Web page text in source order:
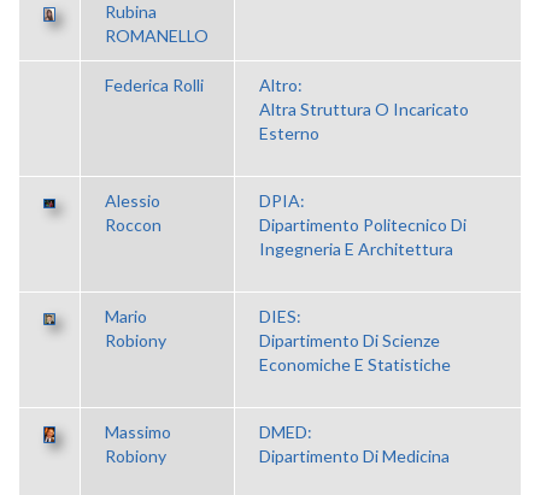
Rubina
ROMANELLO
Federica Rolli
Altro:
Altra Struttura O Incaricato
Esterno
Alessio
Roccon
DPIA:
Dipartimento Politecnico Di
Ingegneria E Architettura
Mario
Robiony
DIES:
Dipartimento Di Scienze
Economiche E Statistiche
Massimo
Robiony
DMED:
Dipartimento Di Medicina